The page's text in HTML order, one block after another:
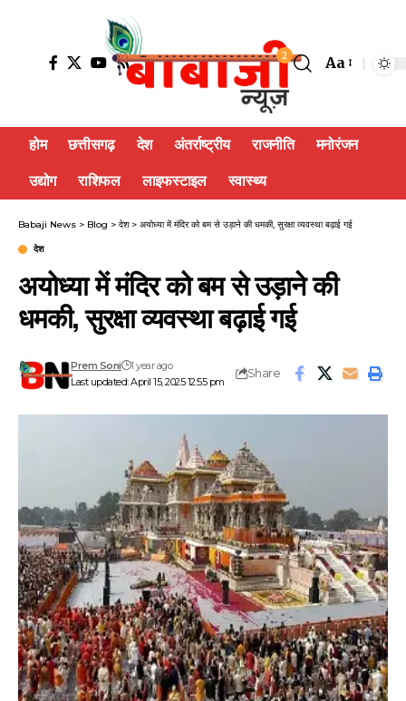
2 Aa
होम छत्तीसगढ़ देश अंतर्राष्ट्रीय राजनीति मनोरंजन
उद्योग राशिफल लाइफस्टाइल स्वास्थ्य
Babaji News > Blog > देश> अयोध्या में मंदिर को बम से उड़ाने की धमकी, सुरक्षा व्यवस्था बढ़ाई गई
देश
अयोध्या में मंदिर को बम से उड़ाने की
धमकी, सुरक्षा व्यवस्था बढ़ाई गई
Last updated: April 15, 2025 12:55 pm
Prem Soni 1 year ago
Share